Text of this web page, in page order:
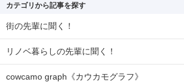
カテゴリから記事を探す
街の先輩に聞く！
リノベ暮らしの先輩に聞く！
cowcamo graph《カウカモグラフ》